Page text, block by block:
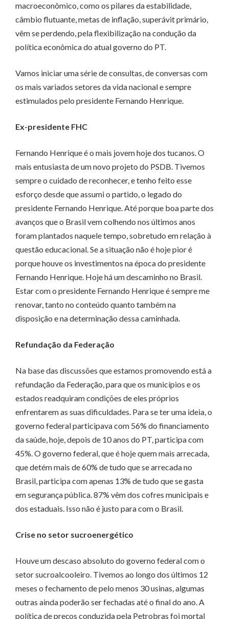
macroeconômico, como os pilares da estabilidade,
câmbio flutuante, metas de inflação, superávit primário,
vêm se perdendo, pela flexibilização na condução da
política econômica do atual governo do PT.
Vamos iniciar uma série de consultas, de conversas com
os mais variados setores da vida nacional e sempre
estimulados pelo presidente Fernando Henrique.
Ex-presidente FHC
Fernando Henrique é o mais jovem hoje dos tucanos. O
mais entusiasta de um novo projeto do PSDB. Tivemos
sempre o cuidado de reconhecer, e tenho feito esse
esforço desde que assumi o partido, o legado do
presidente Fernando Henrique. Até porque boa parte dos
avanços que o Brasil vem colhendo nos últimos anos
foram plantados naquele tempo, sobretudo em relação à
questão educacional. Se a situação não é hoje pior é
porque houve os investimentos na época do presidente
Fernando Henrique. Hoje há um descaminho no Brasil.
Estar com o presidente Fernando Henrique é sempre me
renovar, tanto no conteúdo quanto também na
disposição e na determinação dessa caminhada.
Refundação da Federação
Na base das discussões que estamos promovendo está a
refundação da Federação, para que os municípios e os
estados readquiram condições de eles próprios
enfrentarem as suas dificuldades. Para se ter uma ideia, o
governo federal participava com 56% do financiamento
da saúde, hoje, depois de 10 anos do PT, participa com
45%. O governo federal, que é hoje quem mais arrecada,
que detém mais de 60% de tudo que se arrecada no
Brasil, participa com apenas 13% de tudo que se gasta
em segurança pública. 87% vêm dos cofres municipais e
dos estaduais. Isso não é justo para com o Brasil.
Crise no setor sucroenergético
Houve um descaso absoluto do governo federal com o
setor sucroalcooleiro. Tivemos ao longo dos últimos 12
meses o fechamento de pelo menos 30 usinas, algumas
outras ainda poderão ser fechadas até o final do ano. A
política de preços conduzida pela Petrobras foi mortal